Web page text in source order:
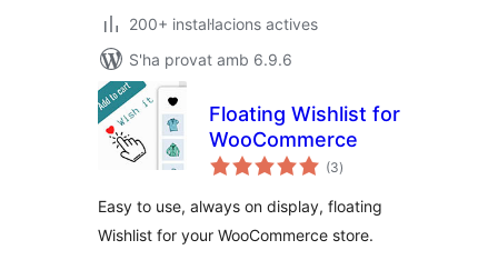
200+ instal·lacions actives
S'ha provat amb 6.9.6
Floating Wishlist for
WooCommerce
(3puntuacions
totals
)
Easy to use, always on display, floating
Wishlist for your WooCommerce store.